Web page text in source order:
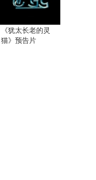
《犹太长老的灵
猫》预告片